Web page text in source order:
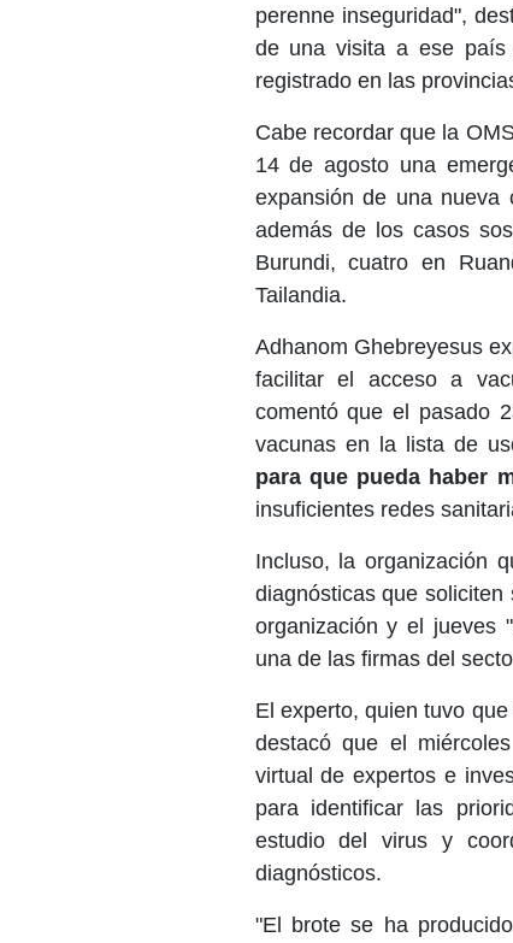
perenne inseguridad",
de una visita a ese
registrado en las
Cabe recordar que la
14 de agosto una
expansión de una
además de los casos
Burundi, cuatro en
Tailandia.
Adhanom Ghebreyesus
facilitar el acceso a
comentó que el pasado
vacunas en la lista de
para que pueda haber
insuficientes redes
Incluso, la organización
diagnósticas que
organización y el jueves
una de las firmas del
El experto, quien tuvo
destacó que el
virtual de expertos e
para identificar las
estudio del virus y
diagnósticos.
"El brote se ha